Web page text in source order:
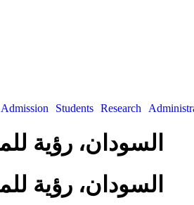
Admission Students Research
السودان، رؤية
السودان، رؤية